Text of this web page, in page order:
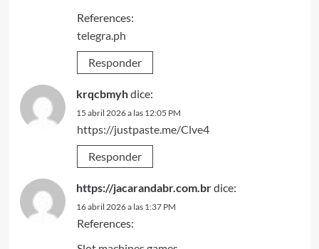
References:
telegra.ph
Responder
krqcbmyhdice:
15 abril 2026 a las 12:05 PM
https://justpaste.me/Clve4
Responder
https://jacarandabr.com.brdice:
16 abril 2026 a las 1:37 PM
References: